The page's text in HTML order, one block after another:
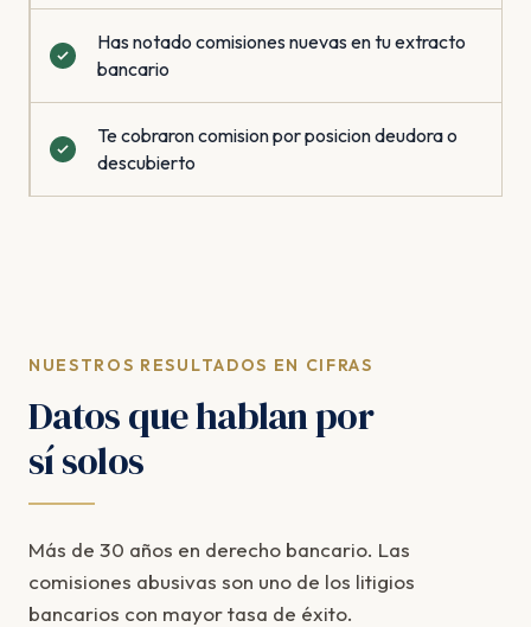
Has notado comisiones nuevas en tu extracto
bancario
Te cobraron comision por posicion deudora o
descubierto
NUESTROS RESULTADOS EN CIFRAS
Datos que hablan por
sí solos
Más de 30 años en derecho bancario. Las
comisiones abusivas son uno de los litigios
bancarios con mayor tasa de éxito.